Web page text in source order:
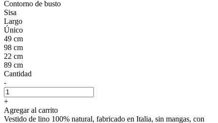
Contorno de busto
Sisa
Largo
Único
49 cm
98 cm
22 cm
89 cm
Cantidad
-
+
Agregar al carrito
Vestido de lino 100% natural, fabricado en Italia, sin mangas, con